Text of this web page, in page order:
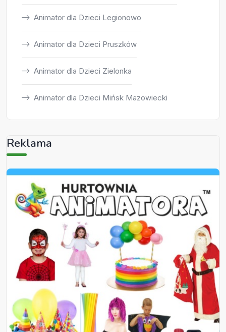
Animator dla Dzieci Legionowo
Animator dla Dzieci Pruszków
Animator dla Dzieci Zielonka
Animator dla Dzieci Mińsk Mazowiecki
Reklama